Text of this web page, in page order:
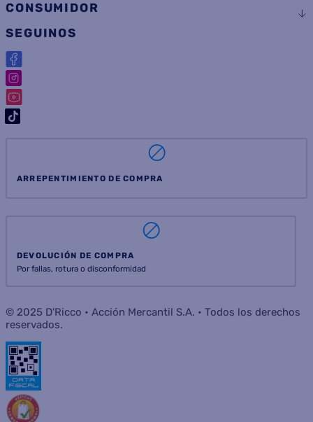
CONSUMIDOR
SEGUINOS
ARREPENTIMIENTO DE COMPRA
DEVOLUCIÓN DE COMPRA
Por fallas, rotura o disconformidad
© 2025 D'Ricco • Acción Mercantil S.A. • Todos los derechos
reservados.